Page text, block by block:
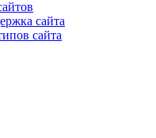
сайта
сайта